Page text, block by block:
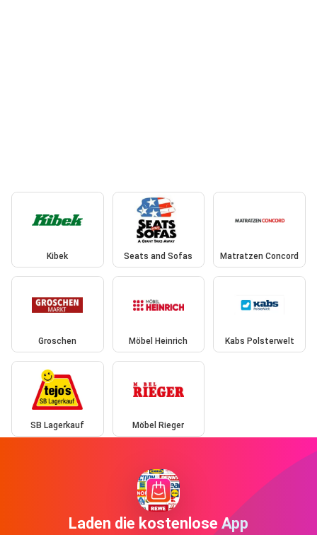
Kibek Seats and Sofas Matratzen Concord
Groschen Möbel Heinrich Kabs Polsterwelt
SB Lagerkauf Möbel Rieger
Laden die kostenlose App